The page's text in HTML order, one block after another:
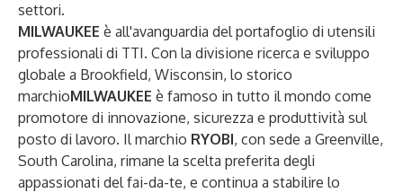
settori.
MILWAUKEE è all'avanguardia del portafoglio di utensili
professionali di TTI. Con la divisione ricerca e sviluppo
globale a Brookfield, Wisconsin, lo storico
marchioMILWAUKEE è famoso in tutto il mondo come
promotore di innovazione, sicurezza e produttività sul
posto di lavoro. Il marchio RYOBI, con sede a Greenville,
South Carolina, rimane la scelta preferita degli
appassionati del fai-da-te, e continua a stabilire lo